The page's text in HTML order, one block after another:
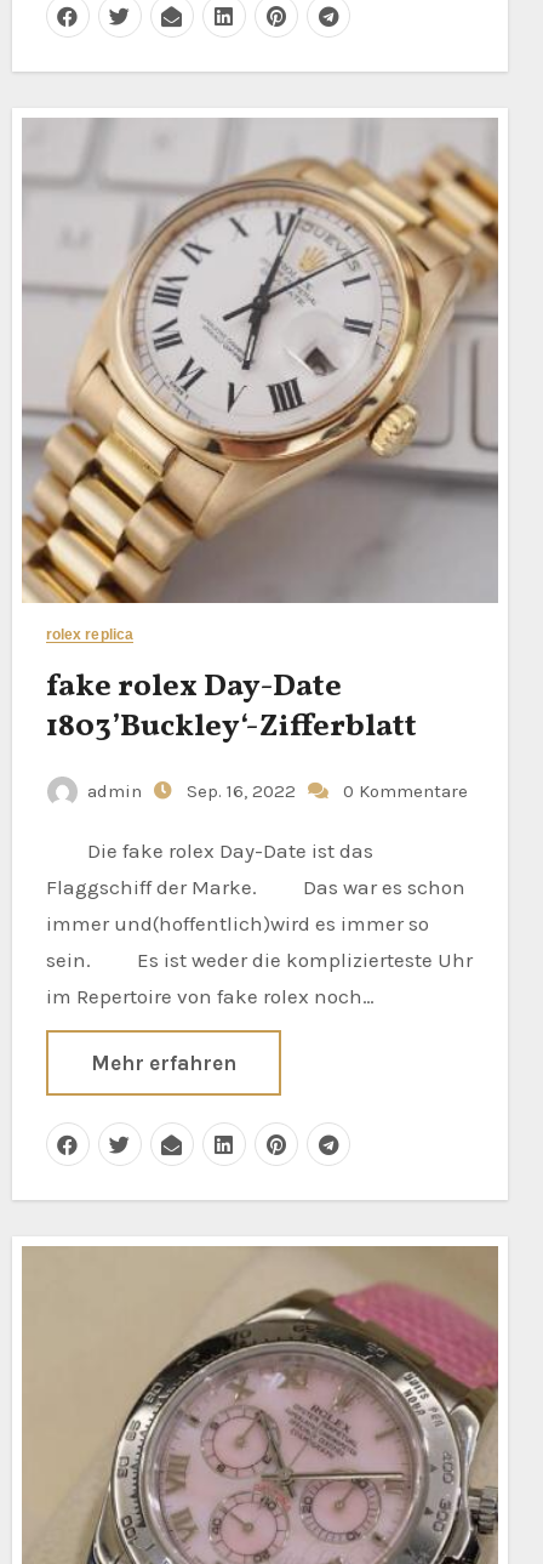
rolex replica
fake rolex Day-Date
1803’Buckley‘-Zifferblatt
admin Sep. 16, 2022 0 Kommentare
Die fake rolex Day-Date ist das
Flaggschiff der Marke. Das war es schon
immer und(hoffentlich)wird es immer so
sein. Es ist weder die komplizierteste Uhr
im Repertoire von fake rolex noch…
Mehr erfahren